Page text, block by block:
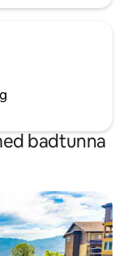
badtunna